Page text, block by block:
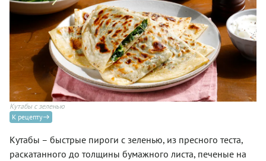
Кутабы с зеленью
К рецепту
Кутабы – быстрые пироги с зеленью, из пресного теста,
раскатанного до толщины бумажного листа, печеные на